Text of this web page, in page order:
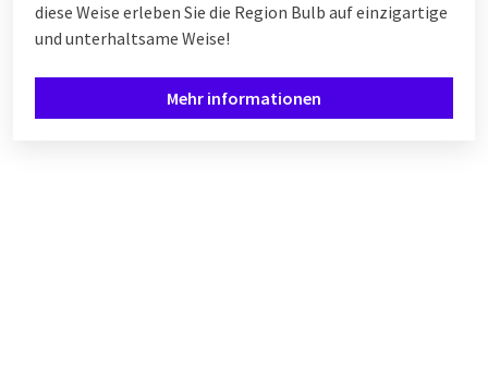
diese Weise erleben Sie die Region Bulb auf einzigartige
und unterhaltsame Weise!
Mehr informationen